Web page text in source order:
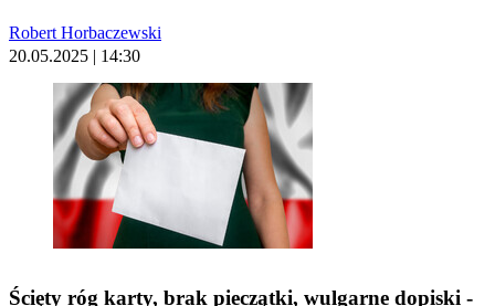
Robert Horbaczewski
20.05.2025 | 14:30
Ścięty róg karty, brak pieczątki, wulgarne dopiski -